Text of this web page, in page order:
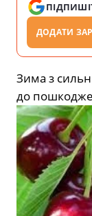
ДОДАТИ
Зима з
до